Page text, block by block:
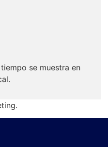
se muestra en